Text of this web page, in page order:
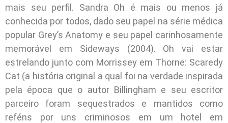
mais seu perfil. Sandra Oh é mais ou menos já
conhecida por todos, dado seu papel na série médica
popular Grey’s Anatomy e seu papel carinhosamente
memorável em Sideways (2004). Oh vai estar
estrelando junto com Morrissey em Thorne: Scaredy
Cat (a história original a qual foi na verdade inspirada
pela época que o autor Billingham e seu escritor
parceiro foram sequestrados e mantidos como
reféns por uns criminosos em um hotel em